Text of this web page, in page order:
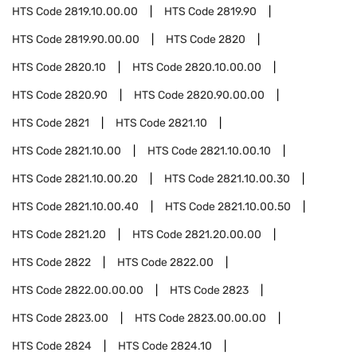
HTS Code2819.10.00.00 HTS Code2819.90
HTS Code2819.90.00.00 HTS Code2820
HTS Code2820.10 HTS Code2820.10.00.00
HTS Code2820.90 HTS Code2820.90.00.00
HTS Code2821 HTS Code2821.10
HTS Code2821.10.00 HTS Code2821.10.00.10
HTS Code2821.10.00.20 HTS Code2821.10.00.30
HTS Code2821.10.00.40 HTS Code2821.10.00.50
HTS Code2821.20 HTS Code2821.20.00.00
HTS Code2822 HTS Code2822.00
HTS Code2822.00.00.00 HTS Code2823
HTS Code2823.00 HTS Code2823.00.00.00
HTS Code2824 HTS Code2824.10